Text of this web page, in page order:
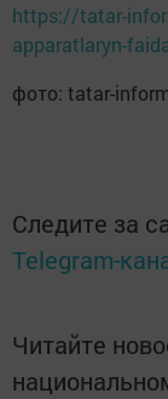
https://tatar-
apparatlaryn-
фото: tatar-
Следите за
Telegram-
Читайте